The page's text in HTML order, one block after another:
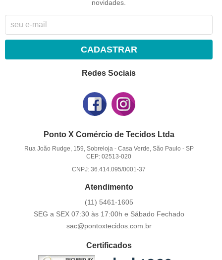
novidades.
CADASTRAR
Redes Sociais
Ponto X Comércio de Tecidos Ltda
Rua João Rudge, 159, Sobreloja- Casa Verde, São Paulo - SP
CEP: 02513-020
CNPJ: 36.414.095/0001-37
Atendimento
(11) 5461-1605
SEG a SEX 07:30 às 17:00h e Sábado Fechado
sac@pontoxtecidos.com.br
Certificados